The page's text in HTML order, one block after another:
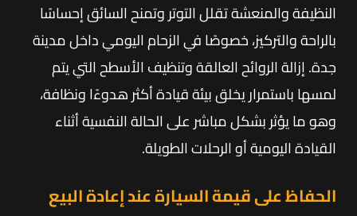
النظيفة والمنعشة تقلل التوتر وتمنح السائق إحساسًا
بالراحة والتركيز، خصوصًا في الزحام اليومي داخل مدينة
جدة. إزالة الروائح العالقة وتنظيف الأسطح التي يتم
لمسها باستمرار يخلق بيئة قيادة أكثر هدوءًا ونظافة،
وهو ما يؤثر بشكل مباشر على الحالة النفسية أثناء
القيادة اليومية أو الرحلات الطويلة.
الحفاظ على قيمة السيارة عند إعادة البيع